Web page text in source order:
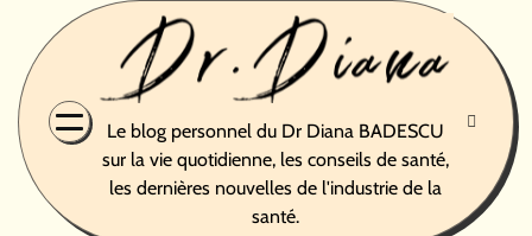
content
Le blog personnel du Dr Diana BADESCU
sur la vie quotidienne, les conseils de santé,
les dernières nouvelles de l'industrie de la
santé.